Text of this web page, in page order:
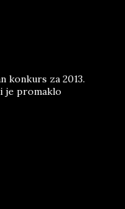
konkurs za 2013.
je promaklo